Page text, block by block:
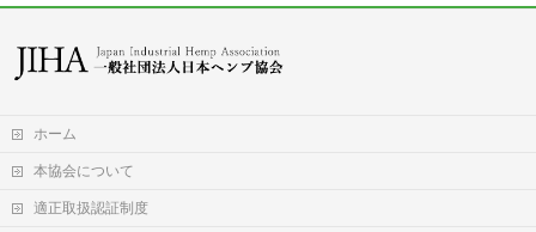
ホーム
本協会について
適正取扱認証制度